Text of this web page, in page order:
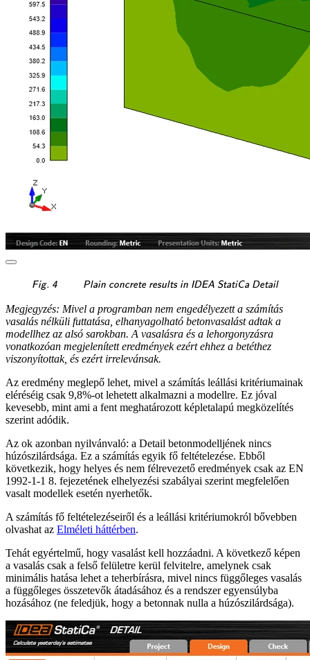
Fig. 4 Plain concrete results in IDEA StatiCa Detail
Megjegyzés: Mivel a programban nem engedélyezett a számítás
vasalás nélküli futtatása, elhanyagolható betonvasalást adtak a
modellhez az alsó sarokban. A vasalásra és a lehorgonyzásra
vonatkozóan megjelenített eredmények ezért ehhez a betéthez
viszonyítottak, és ezért irrelevánsak.
Az eredmény meglepő lehet, mivel a számítás leállási kritériumainak
eléréséig csak 9,8%-ot lehetett alkalmazni a modellre. Ez jóval
kevesebb, mint ami a fent meghatározott képletalapú megközelítés
szerint adódik.
Az ok azonban nyilvánvaló: a Detail betonmodelljének nincs
húzószilárdsága. Ez a számítás egyik fő feltételezése. Ebből
következik, hogy helyes és nem félrevezető eredmények csak az EN
1992-1-1 8. fejezetének elhelyezési szabályai szerint megfelelően
vasalt modellek esetén nyerhetők.
A számítás fő feltételezéseiről és a leállási kritériumokról bővebben
olvashat az Elméleti háttérben.
Tehát egyértelmű, hogy vasalást kell hozzáadni. A következő képen
a vasalás csak a felső felületre kerül felvitelre, amelynek csak
minimális hatása lehet a teherbírásra, mivel nincs függőleges vasalás
a függőleges összetevők átadásához és a rendszer egyensúlyba
hozásához (ne feledjük, hogy a betonnak nulla a húzószilárdsága).